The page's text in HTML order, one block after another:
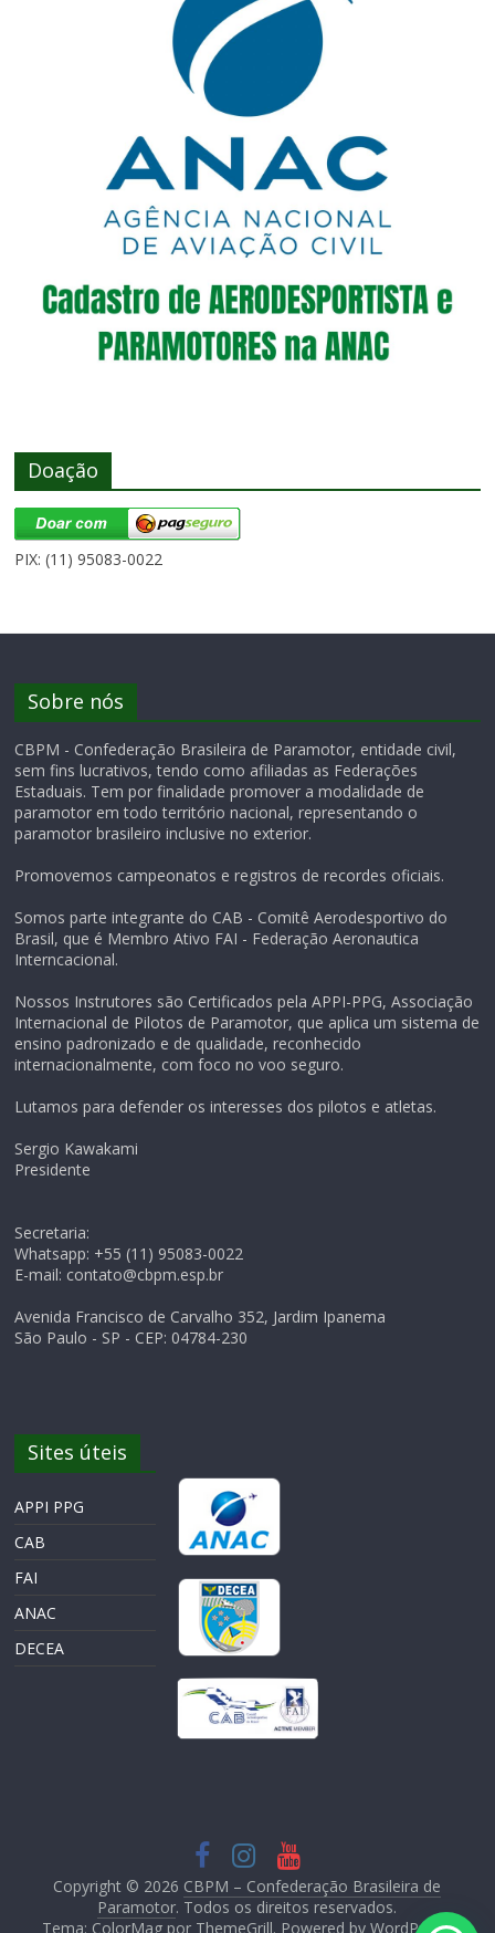
Doação
PIX: (11) 95083-0022
Sobre nós
CBPM - Confederação Brasileira de Paramotor, entidade civil,
sem fins lucrativos, tendo como afiliadas as Federações
Estaduais. Tem por finalidade promover a modalidade de
paramotor em todo território nacional, representando o
paramotor brasileiro inclusive no exterior.
Promovemos campeonatos e registros de recordes oficiais.
Somos parte integrante do CAB - Comitê Aerodesportivo do
Brasil, que é Membro Ativo FAI - Federação Aeronautica
Interncacional.
Nossos Instrutores são Certificados pela APPI-PPG, Associação
Internacional de Pilotos de Paramotor, que aplica um sistema de
ensino padronizado e de qualidade, reconhecido
internacionalmente, com foco no voo seguro.
Lutamos para defender os interesses dos pilotos e atletas.
Sergio Kawakami
Presidente
Secretaria:
Whatsapp: +55 (11) 95083-0022
E-mail: contato@cbpm.esp.br
Avenida Francisco de Carvalho 352, Jardim Ipanema
São Paulo - SP - CEP: 04784-230
Sites úteis
APPI PPG
CAB
FAI
ANAC
DECEA
Copyright © 2026 CBPM – Confederação Brasileira de
Paramotor. Todos os direitos reservados.
Tema: ColorMag por ThemeGrill. Powered byWordPress.